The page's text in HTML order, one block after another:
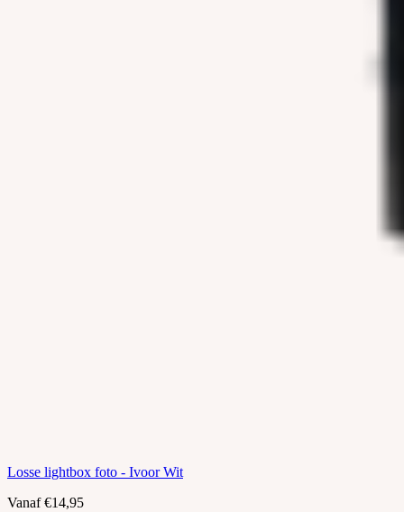
Losse lightbox foto - Ivoor Wit
Vanaf €14,95